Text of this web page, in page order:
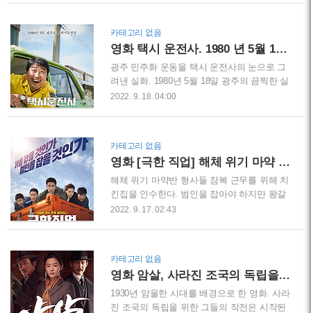
뇨를 시작한다. 당황한 범인들은 형사라는 말
에도 혼자인 도철을 공격한다. 광수대 형사답
게 ..
년 광주 민주화 운동 후 7년 군부 독재는 더욱
심해졌으며 정부는 정권을 계속 이어 나가기
위해 민간인 사찰을 더욱 강화했다. 그리고 사
건이 터진다. 1987년 1월 서울대생 박종철 군
은 경찰의 고문으로 하루 만에 사망한다. 중앙
한다. 사건은 서울지검 최환 검사에게 간다.
무조건 부검을 지시한다. 그리고 ..
카테고리 없음
영화 택시 운전사. 1980 년 5월 18일 광주
광주 민주화 운동을 택시 운전사의 눈으로 그
려낸 실화. 1980년 5월 18일 광주의 끔찍한 실
상을 전 세계에 알린 김사복 씨와 위르겐 힌츠
년 10.26 박정희 대통령 암살. 1979년 12.12
군사반란. 1980년 군부독재 제5 공화국. 전두
환 노태우 하나회가 중심이 된 신 군부세력이
나라를 장악하기 시작한다. 개학을 맞이한 대
학생들은 본격적으로 반란군들에게 시위를 이
시위가 이루어진다는 말에 전두환의 지시로
계엄군은 광주로 내려간..
2022. 9. 18. 04:00
카테고리 없음
영화 [극한 직업] 해체 위기 마약 반 형사들
해체 위기 마약반 형사들 잠복 근무를 위해 치
킨집을 인수한다. 범인을 잡아야 하지만 왕갈
비 치킨 대박으로 인기 맛집이 되는 웃지 못할
하는 마약반 형사들 영화는 마약사범 중간책
환동을 잡기 위해 건물에 매달려 있는 고 반장
과 장형사의 코믹 장면부터 시작한다. 유리창
깨면 돈 물어 줘야 한다며 낑낑대는 형사들을
2022. 9. 17. 02:43
카테고리 없음
영화 암살, 사라진 조국의 독립을 위한 그들의 작전
1930년 암울한 시대를 배경으로 한 영화. 사라
진 조국의 독립을 위한 그들의 작전은 시작된